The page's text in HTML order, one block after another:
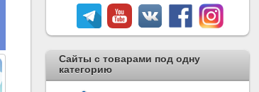
Сайты с товарами под одну
категорию